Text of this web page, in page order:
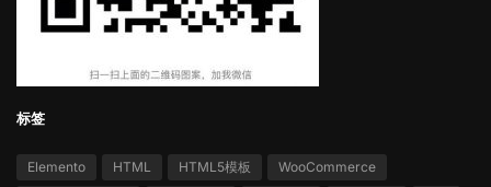
标签
Elemento HTML HTML5模板 WooCommerce